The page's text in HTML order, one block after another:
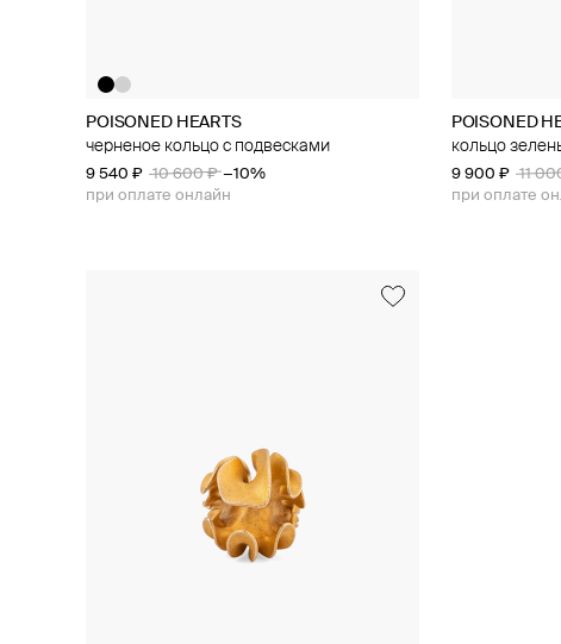
POISONED HEARTS
черненое кольцо с подвесками
9 540 ₽ 10 600 ₽ −10%
при оплате онлайн
POISONED
кольцо
9 900 ₽ 11
при оплате